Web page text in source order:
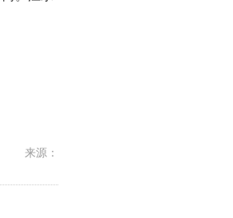
来源：